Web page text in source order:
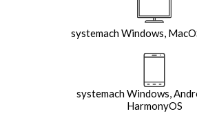
systemach Windows,
systemach Windows,
HarmonyOS